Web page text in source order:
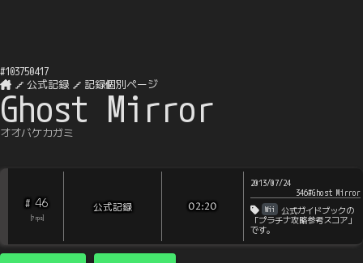
#103750417
公式記録
記録個別ページ
Ghost Mirror
オオバケカガミ
# 46
? rps]
公式記録 02:20
2013/07/24
346#Ghost Mirror
Wii
公式ガイドブックの
「プラチナ攻略参考スコア」
です。